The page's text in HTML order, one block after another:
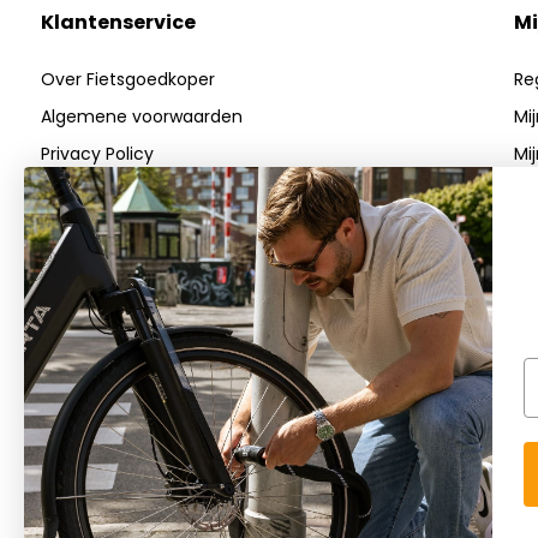
Klantenservice
Over Fietsgoedkoper
Algemene voorwaarden
Privacy Policy
Betaalmethoden
Verzenden & Retourneren
Klantenservice
FAQs
Blog